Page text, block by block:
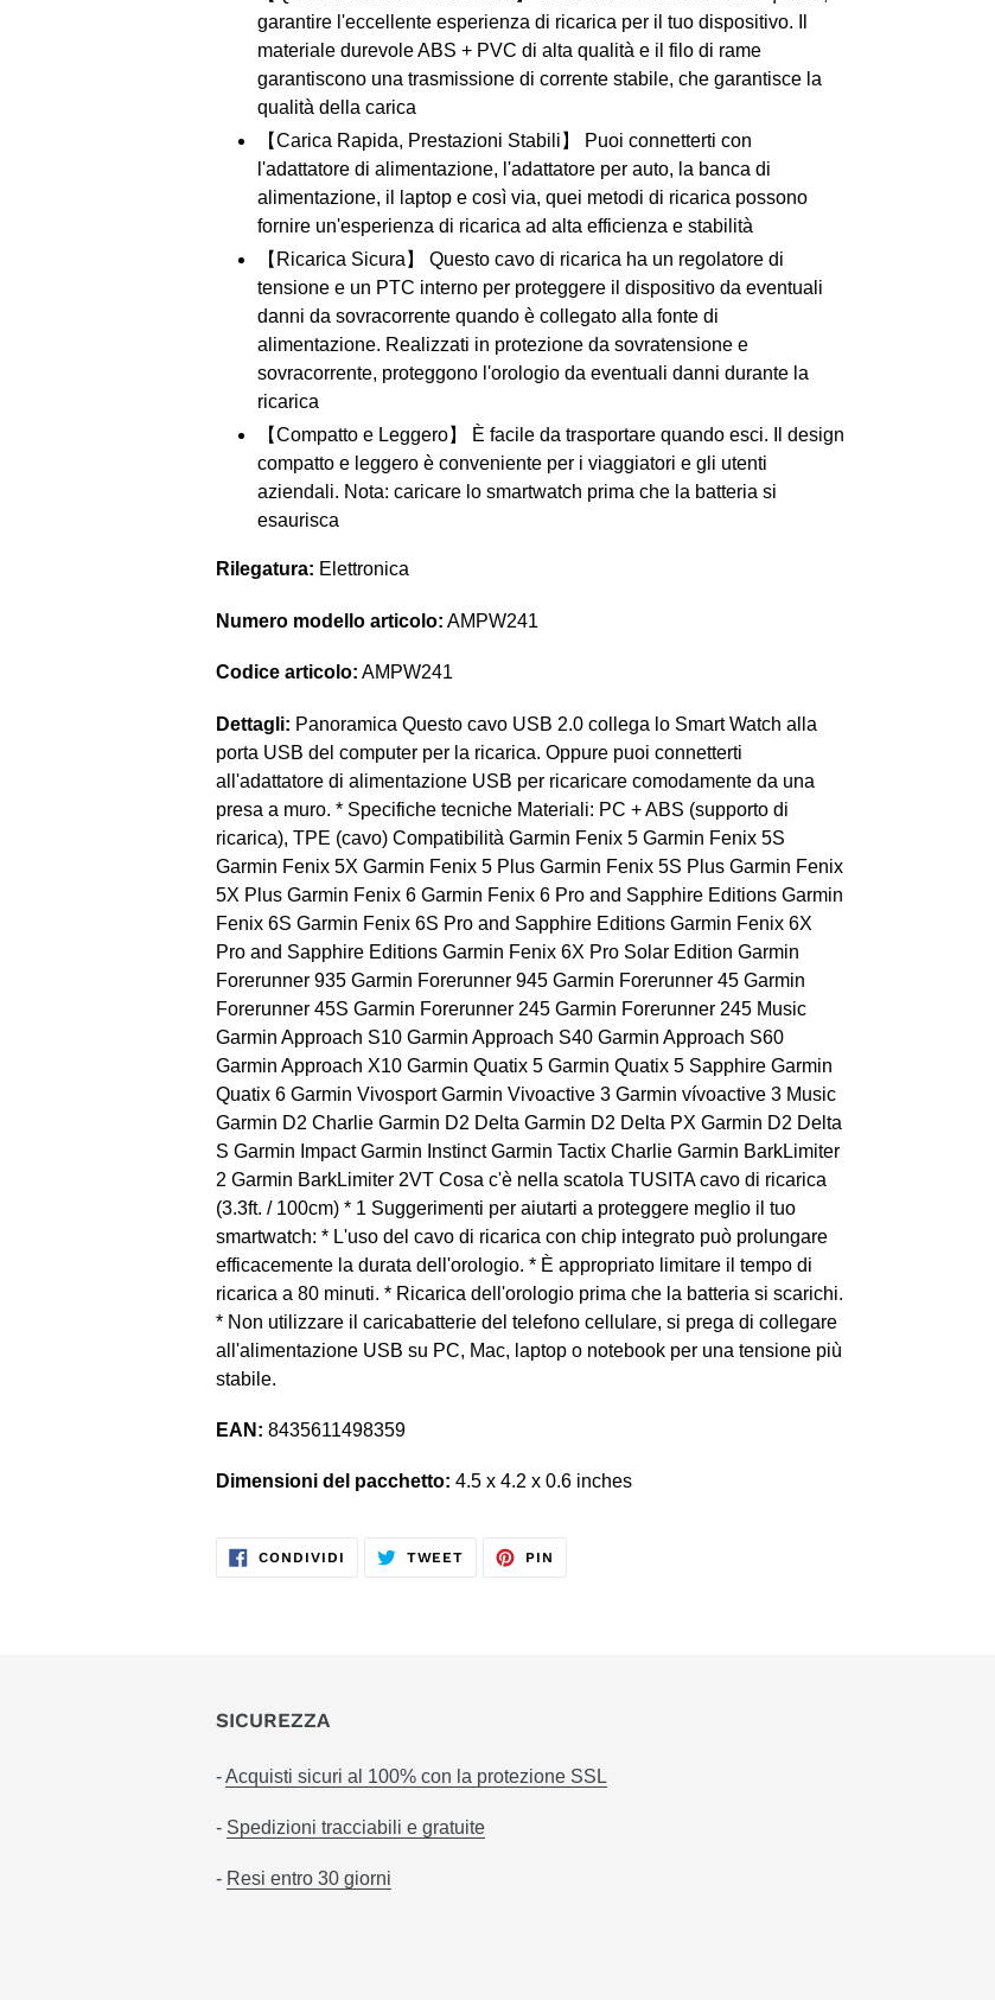
garantire l'eccellente esperienza di ricarica per il tuo dispositivo. Il
materiale durevole ABS + PVC di alta qualità e il filo di rame
garantiscono una trasmissione di corrente stabile, che garantisce la
qualità della carica
【Carica Rapida, Prestazioni Stabili】 Puoi connetterti con
l'adattatore di alimentazione, l'adattatore per auto, la banca di
alimentazione, il laptop e così via, quei metodi di ricarica possono
fornire un'esperienza di ricarica ad alta efficienza e stabilità
【Ricarica Sicura】 Questo cavo di ricarica ha un regolatore di
tensione e un PTC interno per proteggere il dispositivo da eventuali
danni da sovracorrente quando è collegato alla fonte di
alimentazione. Realizzati in protezione da sovratensione e
sovracorrente, proteggono l'orologio da eventuali danni durante la
ricarica
【Compatto e Leggero】 È facile da trasportare quando esci. Il design
compatto e leggero è conveniente per i viaggiatori e gli utenti
aziendali. Nota: caricare lo smartwatch prima che la batteria si
esaurisca
Rilegatura: Elettronica
Numero modello articolo: AMPW241
Codice articolo: AMPW241
Dettagli: Panoramica Questo cavo USB 2.0 collega lo Smart Watch alla
porta USB del computer per la ricarica. Oppure puoi connetterti
all'adattatore di alimentazione USB per ricaricare comodamente da una
presa a muro. * Specifiche tecniche Materiali: PC + ABS (supporto di
ricarica), TPE (cavo) Compatibilità Garmin Fenix 5 Garmin Fenix 5S
Garmin Fenix 5X Garmin Fenix 5 Plus Garmin Fenix 5S Plus Garmin Fenix
5X Plus Garmin Fenix 6 Garmin Fenix 6 Pro and Sapphire Editions Garmin
Fenix 6S Garmin Fenix 6S Pro and Sapphire Editions Garmin Fenix 6X
Pro and Sapphire Editions Garmin Fenix 6X Pro Solar Edition Garmin
Forerunner 935 Garmin Forerunner 945 Garmin Forerunner 45 Garmin
Forerunner 45S Garmin Forerunner 245 Garmin Forerunner 245 Music
Garmin Approach S10 Garmin Approach S40 Garmin Approach S60
Garmin Approach X10 Garmin Quatix 5 Garmin Quatix 5 Sapphire Garmin
Quatix 6 Garmin Vivosport Garmin Vivoactive 3 Garmin vívoactive 3 Music
Garmin D2 Charlie Garmin D2 Delta Garmin D2 Delta PX Garmin D2 Delta
S Garmin Impact Garmin Instinct Garmin Tactix Charlie Garmin BarkLimiter
2 Garmin BarkLimiter 2VT Cosa c'è nella scatola TUSITA cavo di ricarica
(3.3ft. / 100cm) * 1 Suggerimenti per aiutarti a proteggere meglio il tuo
smartwatch: * L'uso del cavo di ricarica con chip integrato può prolungare
efficacemente la durata dell'orologio. * È appropriato limitare il tempo di
ricarica a 80 minuti. * Ricarica dell'orologio prima che la batteria si scarichi.
* Non utilizzare il caricabatterie del telefono cellulare, si prega di collegare
all'alimentazione USB su PC, Mac, laptop o notebook per una tensione più
stabile.
EAN: 8435611498359
Dimensioni del pacchetto: 4.5 x 4.2 x 0.6 inches
CONDIVIDI CONDIVIDITWEET TWITTA PIN
SICUREZZA
-Acquisti sicuri al 100% con la protezione SSL
- Spedizioni tracciabili e gratuite
- Resi entro 30 giorni